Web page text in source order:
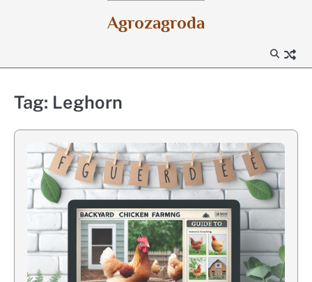
Agrozagroda
Tag: Leghorn